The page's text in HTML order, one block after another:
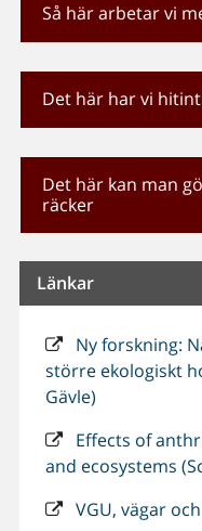
Så här arbetar vi
Det här har vi
Det här kan man
räcker
Länkar
Ny forskning:
större ekologiskt
Gävle)
Effects of
and ecosystems
VGU, vägar